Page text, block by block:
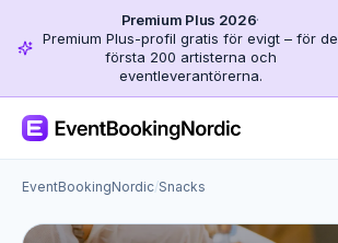
Premium Plus 2026·
Premium Plus-profil gratis för evigt – för de
första 200 artisterna och
eventleverantörerna.
EventBookingNordic/Snacks